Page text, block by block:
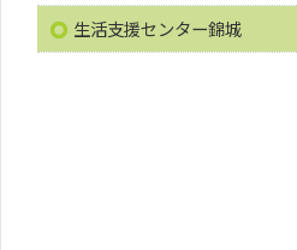
生活支援センター錦城